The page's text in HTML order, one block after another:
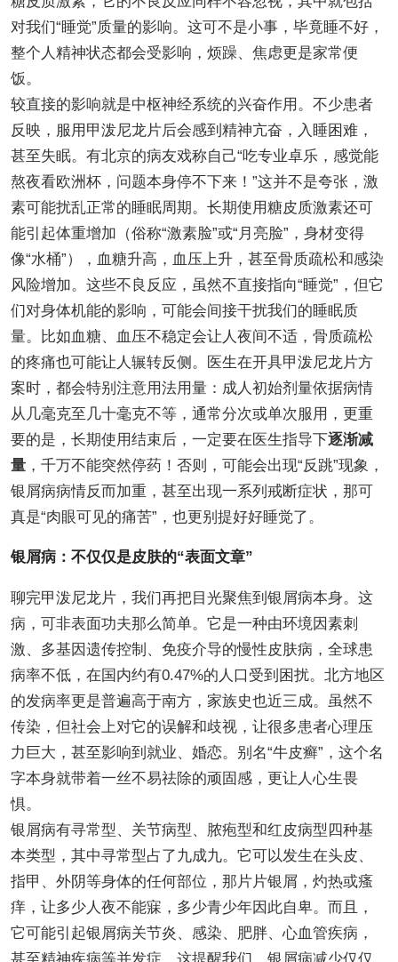
对我们“睡觉”质量的影响。这可不是小事，毕竟睡不好，
整个人精神状态都会受影响，烦躁、焦虑更是家常便
饭。
较直接的影响就是中枢神经系统的兴奋作用。不少患者
反映，服用甲泼尼龙片后会感到精神亢奋，入睡困难，
甚至失眠。有北京的病友戏称自己“吃专业卓乐，感觉能
熬夜看欧洲杯，问题本身停不下来！”这并不是夸张，激
素可能扰乱正常的睡眠周期。长期使用糖皮质激素还可
能引起体重增加（俗称“激素脸”或“月亮脸”，身材变得
像“水桶”），血糖升高，血压上升，甚至骨质疏松和感染
风险增加。这些不良反应，虽然不直接指向“睡觉”，但它
们对身体机能的影响，可能会间接干扰我们的睡眠质
量。比如血糖、血压不稳定会让人夜间不适，骨质疏松
的疼痛也可能让人辗转反侧。医生在开具甲泼尼龙片方
案时，都会特别注意用法用量：成人初始剂量依据病情
从几毫克至几十毫克不等，通常分次或单次服用，更重
要的是，长期使用结束后，一定要在医生指导下逐渐减
量，千万不能突然停药！否则，可能会出现“反跳”现象，
银屑病病情反而加重，甚至出现一系列戒断症状，那可
真是“肉眼可见的痛苦”，也更别提好好睡觉了。
银屑病：不仅仅是皮肤的“表面文章”
聊完甲泼尼龙片，我们再把目光聚焦到银屑病本身。这
病，可非表面功夫那么简单。它是一种由环境因素刺
激、多基因遗传控制、免疫介导的慢性皮肤病，全球患
病率不低，在国内约有0.47%的人口受到困扰。北方地区
的发病率更是普遍高于南方，家族史也近三成。虽然不
传染，但社会上对它的误解和歧视，让很多患者心理压
力巨大，甚至影响到就业、婚恋。别名“牛皮癣”，这个名
字本身就带着一丝不易祛除的顽固感，更让人心生畏
惧。
银屑病有寻常型、关节病型、脓疱型和红皮病型四种基
本类型，其中寻常型占了九成九。它可以发生在头皮、
指甲、外阴等身体的任何部位，那片片银屑，灼热或瘙
痒，让多少人夜不能寐，多少青少年因此自卑。而且，
它可能引起银屑病关节炎、感染、肥胖、心血管疾病，
甚至精神疾病等并发症，这提醒我们，银屑病减少仅仅